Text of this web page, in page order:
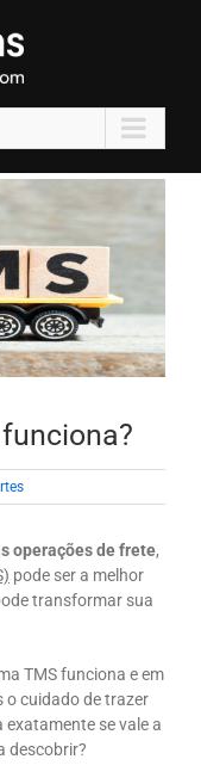
operações de frete,
pode ser a melhor
transformar sua
TMS funciona e em
o cuidado de trazer
exatamente se vale a
descobrir?